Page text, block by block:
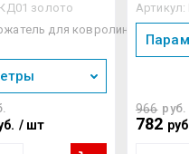
КД01 золото
для ковролина,
/ шт
Артикул:
966 руб.
782